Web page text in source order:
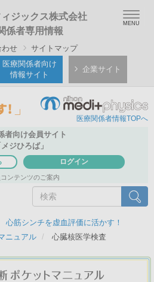
ィジックス株式会社
係者専用情報
わせ
サイトマップ
医療関係者向け
情報サイト
企業サイト
医療関係者情報TOPへ
者向け会員サイト
メジひろば」
ログイン
ンテンツのご案内
検索
Toggle
心筋シンチを虚血評価に活かす！
ニュアル
心臓核医学検査